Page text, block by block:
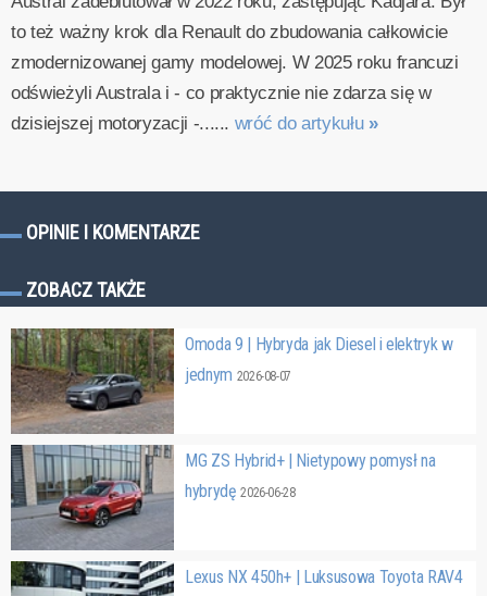
to też ważny krok dla Renault do zbudowania całkowicie
zmodernizowanej gamy modelowej. W 2025 roku francuzi
odświeżyli Australa i - co praktycznie nie zdarza się w
dzisiejszej motoryzacji -...... wróć do artykułu »
OPINIE I KOMENTARZE
ZOBACZ TAKŻE
Omoda 9 | Hybryda jak Diesel i elektryk w
jednym 2026-08-07
MG ZS Hybrid+ | Nietypowy pomysł na
hybrydę2026-06-28
Lexus NX 450h+ | Luksusowa Toyota RAV4